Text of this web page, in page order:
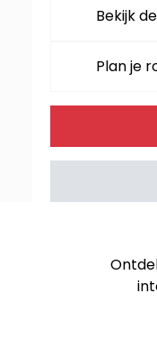
Bekijk
Plan je